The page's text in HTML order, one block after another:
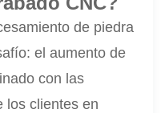
de piedra
el aumento de
con las
los clientes en